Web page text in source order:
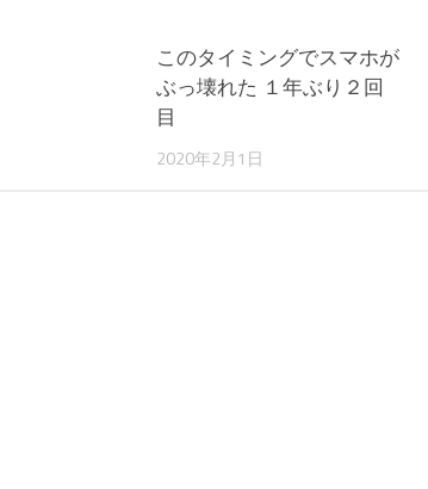
このタイミングでスマホが
ぶっ壊れた １年ぶり２回
目
2020年2月1日